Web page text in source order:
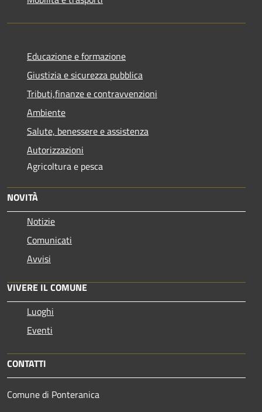
Educazione e formazione
Giustizia e sicurezza pubblica
Tributi,finanze e contravvenzioni
Ambiente
Salute, benessere e assistenza
Autorizzazioni
Agricoltura e pesca
NOVITÀ
Notizie
Comunicati
Avvisi
VIVERE IL COMUNE
Luoghi
Eventi
CONTATTI
Comune di Ponteranica